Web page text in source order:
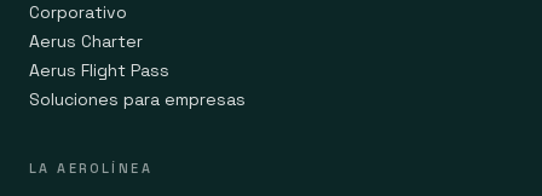
Corporativo
Aerus Charter
Aerus Flight Pass
Soluciones para empresas
LA AEROLÍNEA